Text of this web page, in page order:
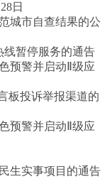
日
城市自查结果的公
线暂停服务的通告
预警并启动Ⅱ级应
板投诉举报渠道的
预警并启动Ⅱ级应
生实事项目的通告